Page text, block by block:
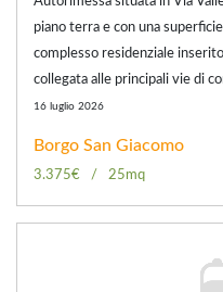
piano terra e con una
complesso residenziale
collegata alle principali vie di
16 luglio 2026
Borgo San Giacomo
3.375€ 25mq